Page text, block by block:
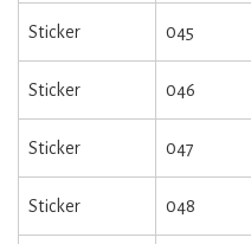
Sticker 045
Sticker 046
Sticker 047
Sticker 048